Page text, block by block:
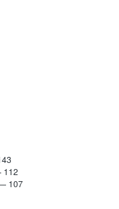
ценные связи
112
107